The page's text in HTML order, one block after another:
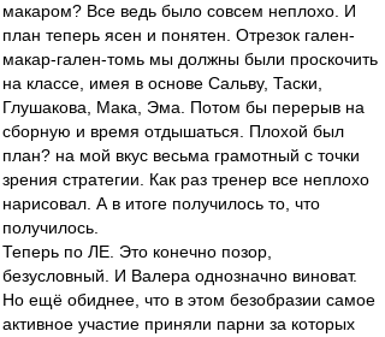
макаром? Все ведь было совсем неплохо. И
план теперь ясен и понятен. Отрезок гален-
макар-гален-томь мы должны были проскочить
на классе, имея в основе Сальву, Таски,
Глушакова, Мака, Эма. Потом бы перерыв на
сборную и время отдышаться. Плохой был
план? на мой вкус весьма грамотный с точки
зрения стратегии. Как раз тренер все неплохо
нарисовал. А в итоге получилось то, что
получилось.
Теперь по ЛЕ. Это конечно позор,
безусловный. И Валера однозначно виноват.
Но ещё обиднее, что в этом безобразии самое
активное участие приняли парни за которых